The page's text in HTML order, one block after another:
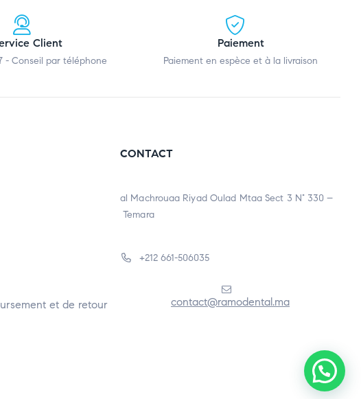
Client
- Conseil par téléphone
Paiement
Paiement en espèce et à la livraison
et de retour
CONTACT
al Machrouaa Riyad Oulad Mtaa Sect 3 N° 330 –
Temara
+212 661-506035
contact@ramodental.ma